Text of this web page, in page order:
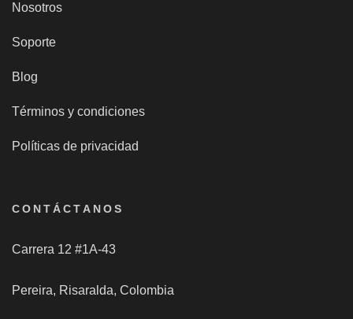
Nosotros
Soporte
Blog
Términos y condiciones
Políticas de privacidad
CONTÁCTANOS
Carrera 12 #1A-43
Pereira, Risaralda, Colombia